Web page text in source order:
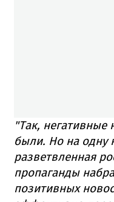
"Так, негативные
были. Но на одну
разветвленная
пропаганды
позитивных